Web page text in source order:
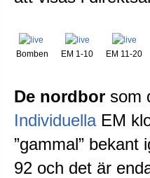
Bomben EM 1-10 EM 11-20
De nordbor som
IndividuellaEM
”gammal” bekant
92 och det är